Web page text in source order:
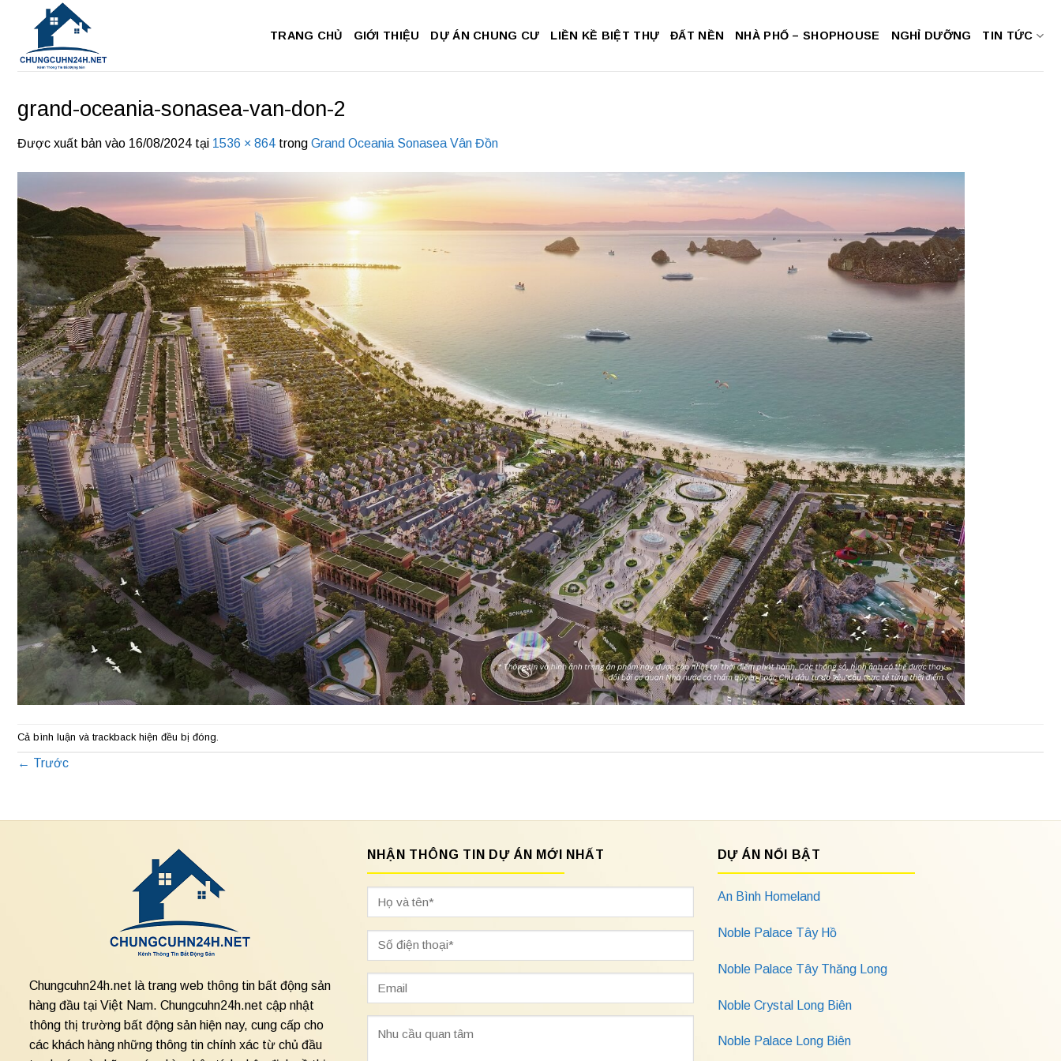
dung
TRANG CHỦ GIỚI THIỆU DỰ ÁN CHUNG CƯ LIỀN KỀ BIỆT THỰ ĐẤT NỀN NHÀ PHỐ – SHOPHOUSE NGHỈ DƯỠNG TIN TỨC
grand-oceania-sonasea-van-don-2
Được xuất bản vào 16/08/2024 tại 1536 × 864 trong Grand Oceania Sonasea Vân Đồn
Cả bình luận và trackback hiện đều bị đóng.
← Trước
Chungcuhn24h.net là trang web thông tin bất động sản
hàng đầu tại Việt Nam. Chungcuhn24h.net cập nhật
thông thị trường bất động sản hiện nay, cung cấp cho
các khách hàng những thông tin chính xác từ chủ đầu
NHẬN THÔNG TIN DỰ ÁN MỚI NHẤT DỰ ÁN NỔI BẬT
An Bình Homeland
Noble Palace Tây Hồ
Noble Palace Tây Thăng Long
Noble Crystal Long Biên
Noble Palace Long Biên